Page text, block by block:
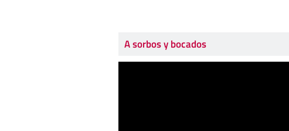
A sorbos y bocados